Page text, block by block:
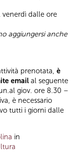
dalle ore
aggiungersi anche
prenotata, è
email al seguente
giov. ore 8.30 –
è necessario
tutti i giorni dalle
in